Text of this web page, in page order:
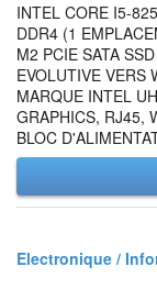
INTEL CORE I5-
DDR4 (1
M2 PCIE SATA
EVOLUTIVE VERS
MARQUE INTEL
GRAPHICS, RJ45,
BLOC
Electronique /